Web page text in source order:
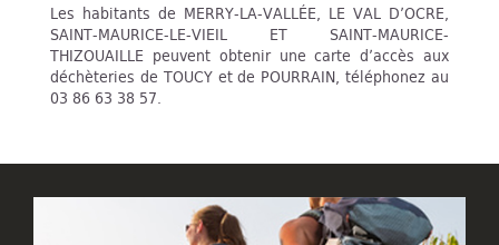
Les habitants de MERRY-LA-VALLÉE, LE VAL D’OCRE,
SAINT-MAURICE-LE-VIEIL ET SAINT-MAURICE-
THIZOUAILLE peuvent obtenir une carte d’accès aux
déchèteries de TOUCY et de POURRAIN, téléphonez au
03 86 63 38 57.